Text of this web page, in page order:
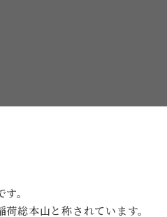
。
荷総本山と称されています。